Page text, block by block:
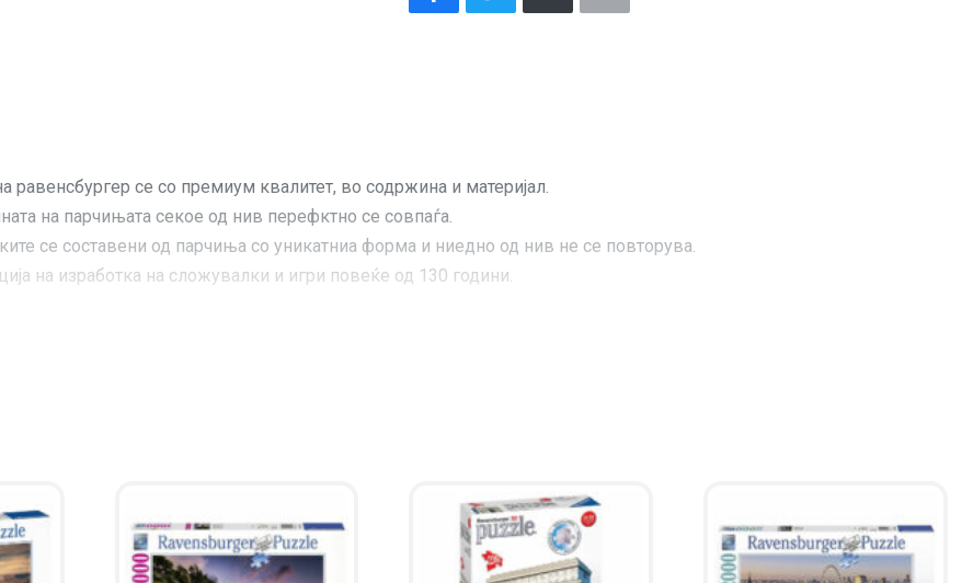
се со премиум квалитет, во содржина и материјал.
на парчињата секое од нив перефктно се совпаѓа.
се составени од парчиња со уникатниа форма и ниедно од нив не се повторува.
на изработка на сложувалки и игри повеќе од 130 години.